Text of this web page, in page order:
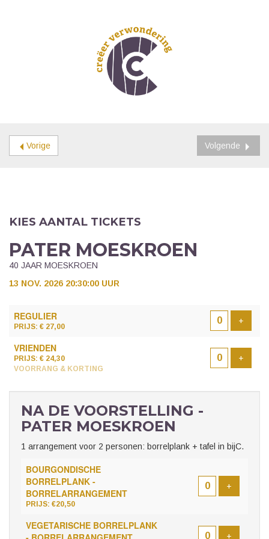
Vorige Volgende
KIES AANTAL TICKETS
PATER MOESKROEN
40 JAAR MOESKROEN
13 NOV. 2026 20:30:00 UUR
REGULIER
PRIJS: € 27,00
+
VRIENDEN
PRIJS: € 24,30
VOORRANG & KORTING
+
NA DE VOORSTELLING -
PATER MOESKROEN
1 arrangement voor 2 personen: borrelplank + tafel in bijC.
BOURGONDISCHE
BORRELPLANK -
BORRELARRANGEMENT
PRIJS: €20,50
+
VEGETARISCHE BORRELPLANK
+